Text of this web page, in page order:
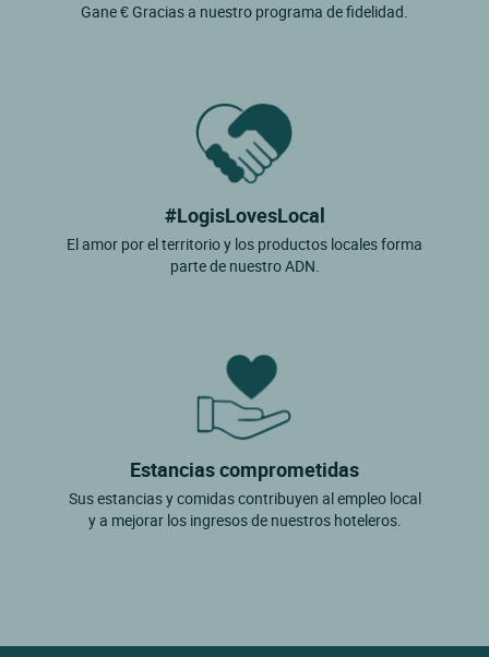
Gane € Gracias a nuestro programa de fidelidad.
#LogisLovesLocal
El amor por el territorio y los productos locales forma
parte de nuestro ADN.
Estancias comprometidas
Sus estancias y comidas contribuyen al empleo local
y a mejorar los ingresos de nuestros hoteleros.